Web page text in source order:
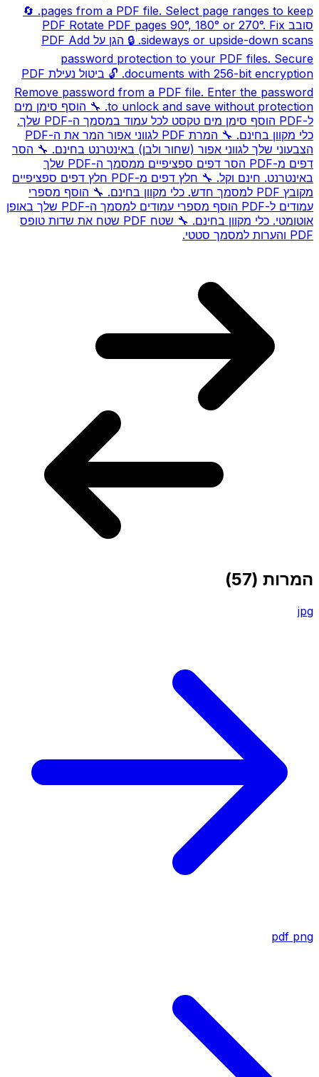
pages from a PDF file. Select page ranges to keep.
🔄
סובב PDF Rotate PDF pages 90°, 180° or 270°. Fix
sideways or upside-down scans.
🔒 הגן על PDF Add
password protection to your PDF files. Secure
documents with 256-bit encryption.
🔓 ביטול נעילת PDF
Remove password from a PDF file. Enter the password
to unlock and save without protection.
🔧 הוסף סימן מים
ל-PDF
הוסף סימן מים טקסט לכל עמוד במסמך ה-PDF שלך.
כלי מקוון בחינם. 🔧 המרת PDF לגווני אפור
המר את ה-PDF
הצבעוני שלך לגווני אפור (שחור ולבן) באינטרנט בחינם. 🔧 הסר
דפים מ-PDF
הסר דפים ספציפיים ממסמך ה-PDF שלך
באינטרנט. חינם וקל. 🔧 חלץ דפים מ-PDF
חלץ דפים ספציפיים
מקובץ PDF למסמך חדש. כלי מקוון בחינם.
🔧 הוסף מספרי
עמודים ל-PDF
הוסף מספרי עמודים למסמך ה-PDF שלך באופן
אוטומטי. כלי מקוון בחינם. 🔧 שטח PDF
שטח את שדות טופס
PDF והערות למסמך סטטי.
המרות (57)
jpg
pdf png